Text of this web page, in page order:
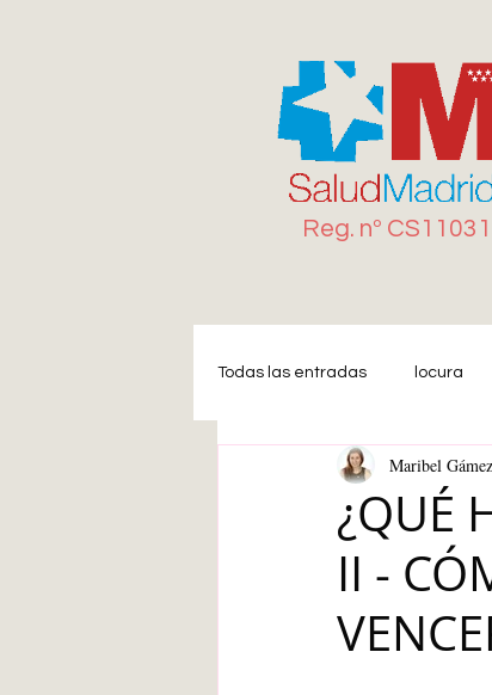
Reg. nº CS11031
Todas las entradas locura
Estrés
Blanca de la Torre Fernández
¿QUÉ
II -
Maribel Gámez